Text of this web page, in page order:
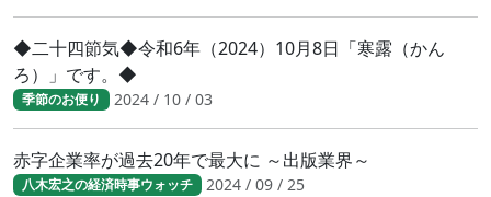
◆二十四節気◆令和6年（2024）10月8日「寒露（かん
ろ）」です。◆
季節のお便り 2024 / 10 / 03
赤字企業率が過去20年で最大に ～出版業界～
八木宏之の経済時事ウォッチ 2024 / 09 / 25